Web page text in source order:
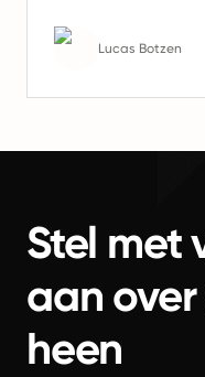
remote teams de
Lucas Botzen
Stel met
aan
heen